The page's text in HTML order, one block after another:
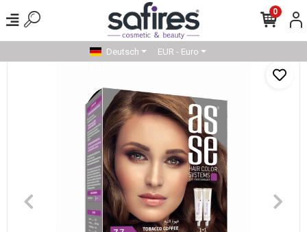
0
Deutsch EUR - Euro